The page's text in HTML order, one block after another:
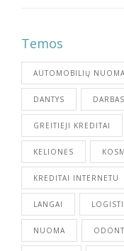
Temos
AUTOMOBILIŲ NUOMA
DANTYS DARBAS
GREITIEJI KREDITAI
KELIONĖS
KREDITAI INTERNETU
LANGAI
NUOMA